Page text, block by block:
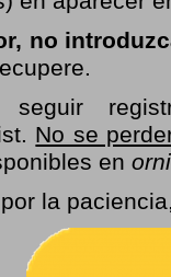
no
seguir
No se
en
la